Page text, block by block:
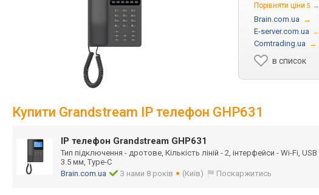
Порівняти ціни 5 →
Brain.com.ua →
E-server.com.ua →
Comtrading.ua →
в список
Купити Grandstream IP телефон GHP631
IP телефон Grandstream GHP631
Тип підключення - дротове, Кількість ліній - 2, інтерфейси - Wi-Fi,
3.5 мм, Type-C
Brain.com.ua
З нами 8 років (Київ) Поскаржитись